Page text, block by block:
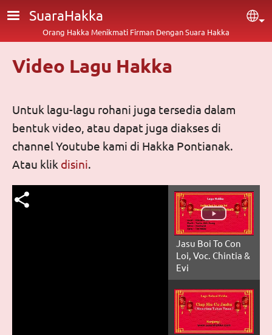
Lompat ke isi utama
SuaraHakka
Orang Hakka Menikmati Firman Dengan Suara Hakka
Video Lagu Hakka
Untuk lagu-lagu rohani juga tersedia dalam
bentuk video, atau dapat juga diakses di
channel Youtube kami di Hakka Pontianak.
Atau klik disini.
Jasu Boi To Con
Loi, Voc. Chintia &
Evi